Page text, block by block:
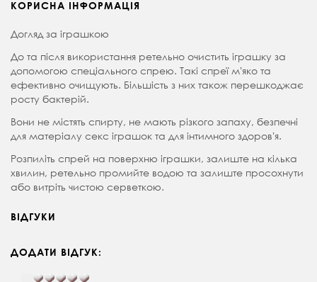
КОРИСНА ІНФОРМАЦІЯ
Догляд за іграшкою
До та після використання ретельно очистить іграшку за
допомогою спеціального спрею. Такі спреї мʼяко та
ефективно очищують. Більшість з них також перешкоджає
росту бактерій.
Вони не містять спирту, не мають різкого запаху, безпечні
для матеріалу секс іграшок та для інтимного здоровʼя.
Розпиліть спрей на поверхню іграшки, залиште на кілька
хвилин, ретельно промийте водою та залиште просохнути
або витріть чистою серветкою.
ВІДГУКИ
ДОДАТИ ВІДГУК: